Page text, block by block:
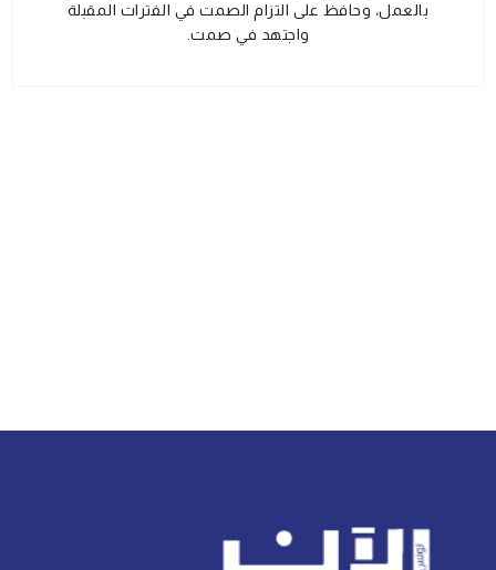
بالعمل، وحافظ على التزام الصمت في الفترات المقبلة
واجتهد في صمت.